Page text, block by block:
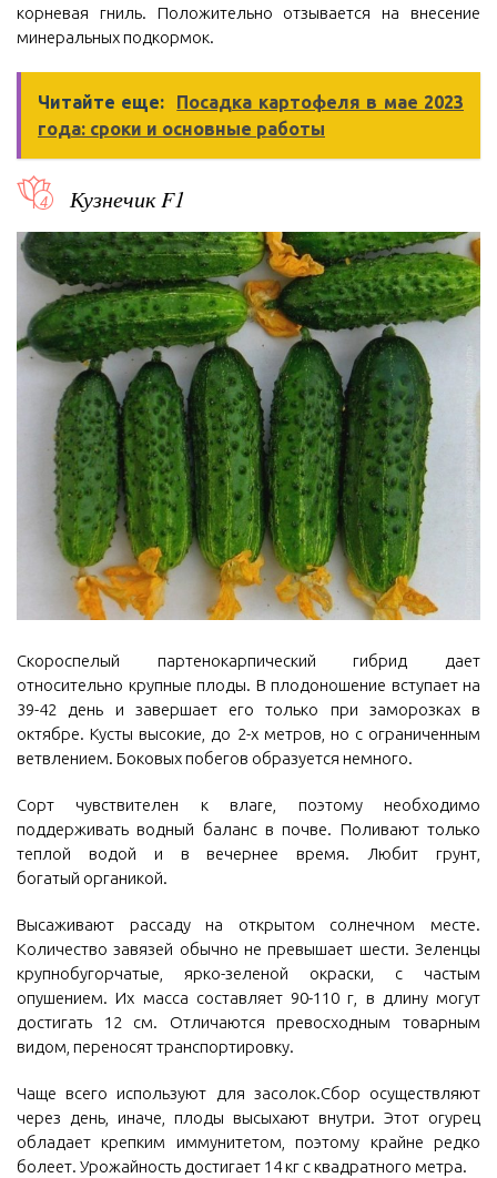
корневая гниль. Положительно отзывается на внесение
минеральных подкормок.
Читайте еще:
Посадка картофеля в мае 2023
года: сроки и основные работы
Кузнечик F1
Скороспелый партенокарпический гибрид дает
относительно крупные плоды. В плодоношение вступает на
39-42 день и завершает его только при заморозках в
октябре. Кусты высокие, до 2-х метров, но с ограниченным
ветвлением. Боковых побегов образуется немного.
Сорт чувствителен к влаге, поэтому необходимо
поддерживать водный баланс в почве. Поливают только
теплой водой и в вечернее время. Любит грунт,
богатый органикой.
Высаживают рассаду на открытом солнечном месте.
Количество завязей обычно не превышает шести. Зеленцы
крупнобугорчатые, ярко-зеленой окраски, с частым
опушением. Их масса составляет 90-110 г, в длину могут
достигать 12 см. Отличаются превосходным товарным
видом, переносят транспортировку.
Чаще всего используют для засолок.Сбор осуществляют
через день, иначе, плоды высыхают внутри. Этот огурец
обладает крепким иммунитетом, поэтому крайне редко
болеет. Урожайность достигает 14 кг с квадратного метра.